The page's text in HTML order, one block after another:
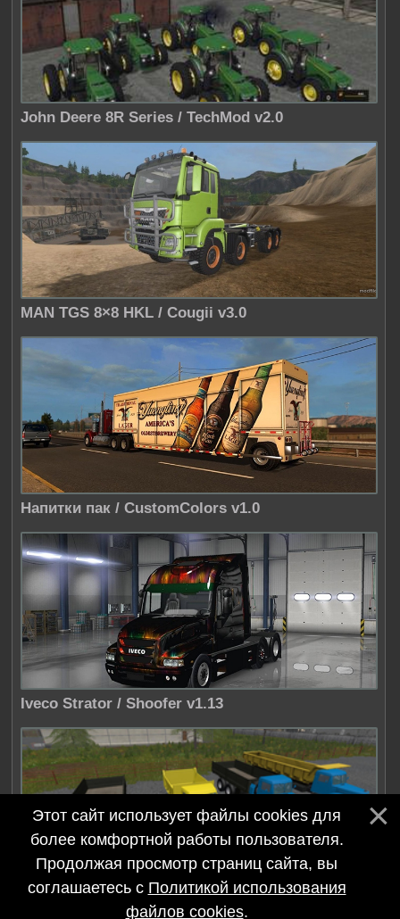
John Deere 8R Series / TechMod v2.0
MAN TGS 8×8 HKL / Cougii v3.0
Напитки пак / CustomColors v1.0
Iveco Strator / Shoofer v1.13
МАЗ-200 и ЯАЗ-200 пак / Manuscript GT v1.1
Этот сайт использует файлы cookies для
более комфортной работы пользователя.
Продолжая просмотр страниц сайта, вы
соглашаетесь с Политикой использования
файлов cookies.